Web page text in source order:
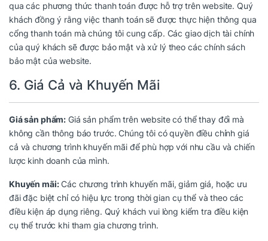
qua các phương thức thanh toán được hỗ trợ trên website. Quý
khách đồng ý rằng việc thanh toán sẽ được thực hiện thông qua
cổng thanh toán mà chúng tôi cung cấp. Các giao dịch tài chính
của quý khách sẽ được bảo mật và xử lý theo các chính sách
bảo mật của website.
6. Giá Cả và Khuyến Mãi
Giá sản phẩm: Giá sản phẩm trên website có thể thay đổi mà
không cần thông báo trước. Chúng tôi có quyền điều chỉnh giá
cả và chương trình khuyến mãi để phù hợp với nhu cầu và chiến
lược kinh doanh của mình.
Khuyến mãi:Các chương trình khuyến mãi, giảm giá, hoặc ưu
đãi đặc biệt chỉ có hiệu lực trong thời gian cụ thể và theo các
điều kiện áp dụng riêng. Quý khách vui lòng kiểm tra điều kiện
cụ thể trước khi tham gia chương trình.